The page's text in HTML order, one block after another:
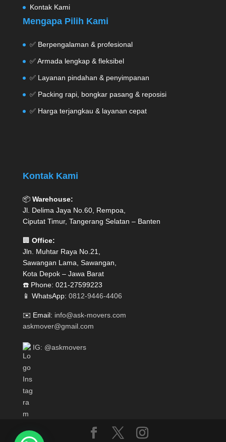
Kontak Kami
Mengapa Pilih Kami
✅ Berpengalaman & profesional
✅ Armada lengkap & fleksibel
✅ Layanan pindahan & penyimpanan
✅ Packing rapi, bongkar pasang & reposisi
✅ Harga terjangkau & layanan cepat
Kontak Kami
📦 Warehouse:
Jl. Delima Jaya No.60, Rempoa,
Ciputat Timur, Tangerang Selatan – Banten
🏢 Office:
Jln. Muhtar Raya No.21,
Sawangan Lama, Sawangan,
Kota Depok – Jawa Barat
☎️ Phone: 021-27599223
📱 WhatsApp: 0812-9446-4406
✉️ Email: info@ask-movers.com
askmover@gmail.com
IG: @askmovers